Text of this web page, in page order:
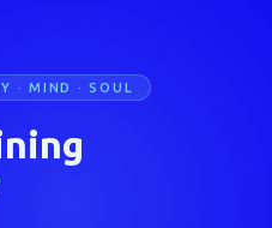
· MIND · SOUL